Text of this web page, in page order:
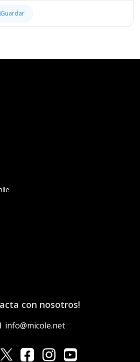
Guardar
con nosotros!
info@micole.net